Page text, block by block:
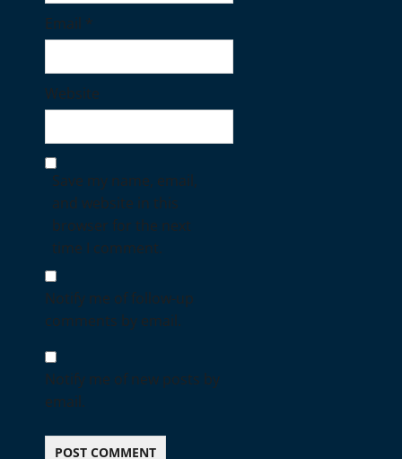
Email *
Website
Save my name, email,
and website in this
browser for the next
time I comment.
Notify me of follow-up
comments by email.
Notify me of new posts by
email.